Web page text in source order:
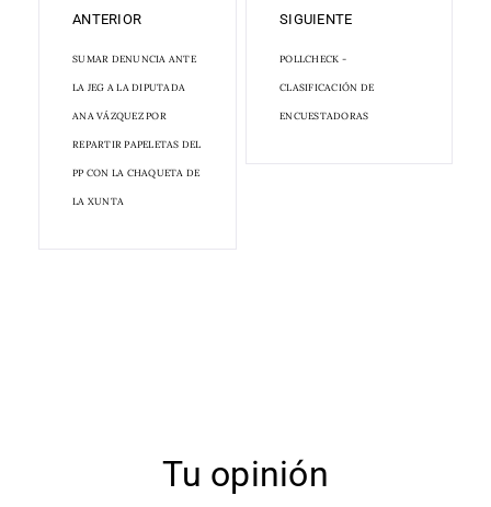
ANTERIOR
SUMAR DENUNCIA ANTE
LA JEG A LA DIPUTADA
ANA VÁZQUEZ POR
REPARTIR PAPELETAS DEL
PP CON LA CHAQUETA DE
LA XUNTA
SIGUIENTE
POLLCHECK -
CLASIFICACIÓN DE
ENCUESTADORAS
Tu opinión